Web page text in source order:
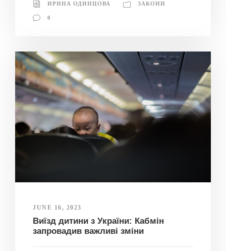
ИРИНА ОДИНЦОВА ЗАКОНИ
0
JUNE 16, 2023
Виїзд дитини з України: Кабмін
запровадив важливі зміни